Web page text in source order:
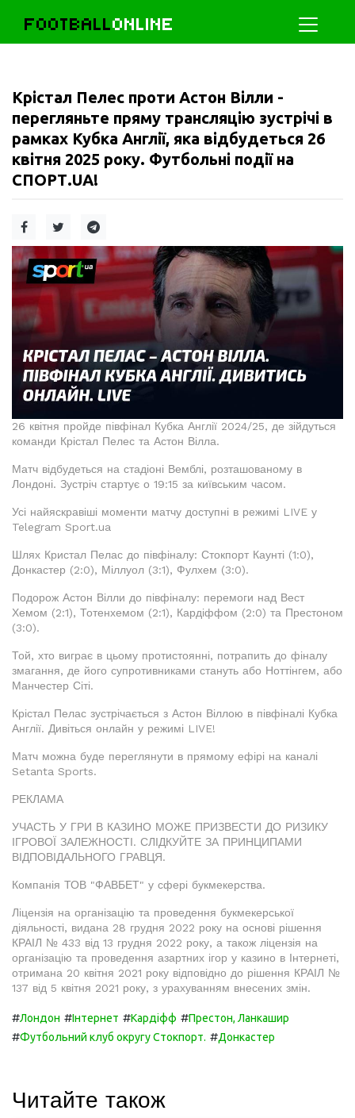
FOOTBALLONLINE
Крістал Пелес проти Астон Вілли -
перегляньте пряму трансляцію зустрічі в
рамках Кубка Англії, яка відбудеться 26
квітня 2025 року. Футбольні події на
СПОРТ.UA!
26 квітня пройде півфінал Кубка Англії 2024/25, де зійдуться
команди Крістал Пелес та Астон Вілла.
Матч відбудеться на стадіоні Вемблі, розташованому в
Лондоні. Зустріч стартує о 19:15 за київським часом.
Усі найяскравіші моменти матчу доступні в режимі LIVE у
Telegram Sport.ua
Шлях Кристал Пелас до півфіналу: Стокпорт Каунті (1:0),
Донкастер (2:0), Міллуол (3:1), Фулхем (3:0).
Подорож Астон Вілли до півфіналу: перемоги над Вест
Хемом (2:1), Тотенхемом (2:1), Кардіффом (2:0) та Престоном
(3:0).
Той, хто виграє в цьому протистоянні, потрапить до фіналу
змагання, де його супротивниками стануть або Ноттінгем, або
Манчестер Сіті.
Крістал Пелас зустрічається з Астон Віллою в півфіналі Кубка
Англії. Дивіться онлайн у режимі LIVE!
Матч можна буде переглянути в прямому ефірі на каналі
Setanta Sports.
РЕКЛАМА
УЧАСТЬ У ГРИ В КАЗИНО МОЖЕ ПРИЗВЕСТИ ДО РИЗИКУ
ІГРОВОЇ ЗАЛЕЖНОСТІ. СЛІДКУЙТЕ ЗА ПРИНЦИПАМИ
ВІДПОВІДАЛЬНОГО ГРАВЦЯ.
Компанія ТОВ "ФАВБЕТ" у сфері букмекерства.
Ліцензія на організацію та проведення букмекерської
діяльності, видана 28 грудня 2022 року на основі рішення
КРАІЛ № 433 від 13 грудня 2022 року, а також ліцензія на
організацію та проведення азартних ігор у казино в Інтернеті,
отримана 20 квітня 2021 року відповідно до рішення КРАІЛ №
137 від 5 квітня 2021 року, з урахуванням внесених змін.
#Лондон #Інтернет #Кардіфф #Престон, Ланкашир
#Футбольний клуб округу Стокпорт. #Донкастер
Читайте також